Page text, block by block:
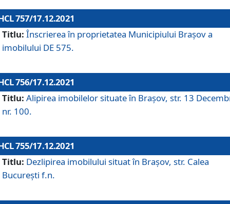
757/17.12.2021
Titlu: Înscrierea în proprietatea Municipiului Brașov a
imobilului DE 575.
756/17.12.2021
Titlu: Alipirea imobilelor situate în Brașov, str. 13
nr. 100.
755/17.12.2021
Titlu: Dezlipirea imobilului situat în Brașov, str. Calea
București f.n.